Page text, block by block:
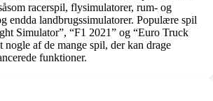
racerspil, flysimulatorer, rum- og
endda landbrugssimulatorer. Populære spil
Simulator”, “F1 2021” og “Euro Truck
nogle af de mange spil, der kan drage
funktioner.